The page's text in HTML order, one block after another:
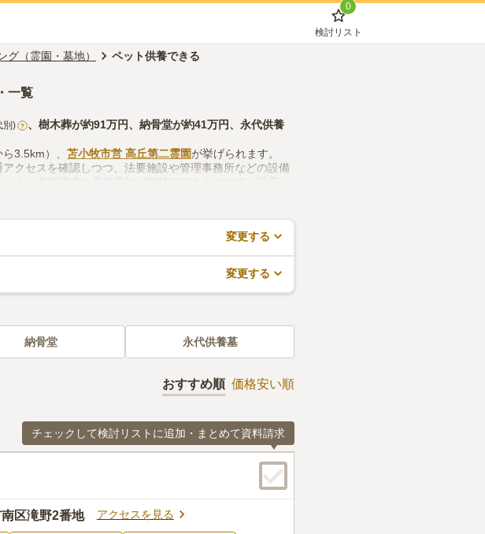
0
検討リスト
（霊園・墓地） ペット供養できる
一覧
別) ? 、 樹木葬が約91万円、 納骨堂が約41万円、 永代供養
3.5km）、 苫小牧市営 高丘第二霊園が挙げられます。
クセスを確認しつつ、法要施設や管理事務所などの設備
う。資料請求や見学予約が無料でできますので、活用し
変更する
変更する
納骨堂 永代供養墓
おすすめ順 価格安い順
チェックして検討リストに追加・まとめて資料請求
区滝野2番地 アクセスを見る